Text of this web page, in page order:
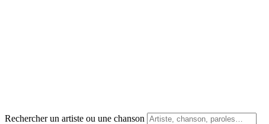
Rechercher un artiste ou une chanson